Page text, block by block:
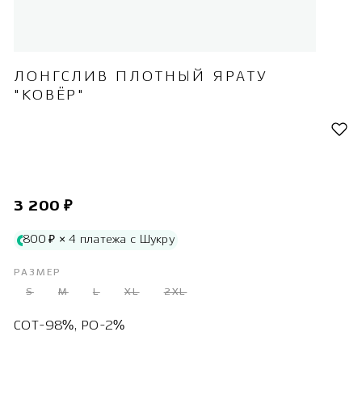
ЛОНГСЛИВ ПЛОТНЫЙ ЯРАТУ
"КОВЁР"
3 200 ₽
800 ₽ × 4 платежа с Шукру
РАЗМЕР
S M L XL 2XL
COT-98%, PO-2%